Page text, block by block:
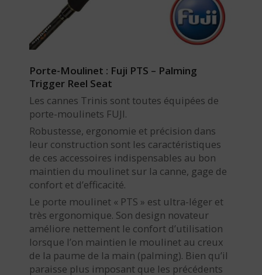
Porte-Moulinet : Fuji PTS – Palming
Trigger Reel Seat
Les cannes Trinis sont toutes équipées de
porte-moulinets FUJI.
Robustesse, ergonomie et précision dans
leur construction sont les caractéristiques
de ces accessoires indispensables au bon
maintien du moulinet sur la canne, gage de
confort et d’efficacité.
Le porte moulinet « PTS » est ultra-léger et
très ergonomique. Son design novateur
améliore nettement le confort d’utilisation
lorsque l’on maintien le moulinet au creux
de la paume de la main (palming). Bien qu’il
paraisse plus imposant que les précédents